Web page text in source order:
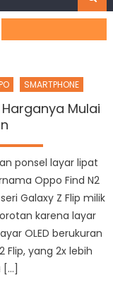
SMARTPHONE
Mulai
ponsel layar lipat
Oppo Find N2
Galaxy Z Flip milik
karena layar
OLED berukuran
Flip, yang 2x lebih